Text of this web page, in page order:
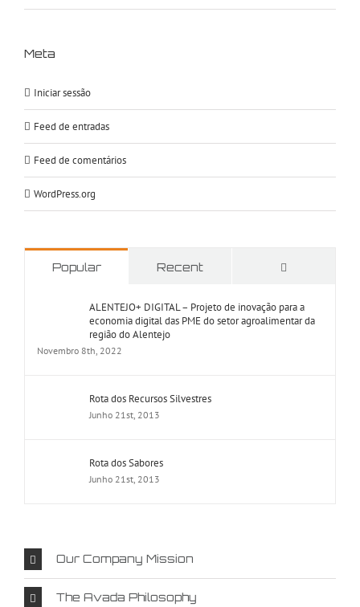
Meta
Iniciar sessão
Feed de entradas
Feed de comentários
WordPress.org
Popular Recent
ALENTEJO+ DIGITAL – Projeto de inovação para a
economia digital das PME do setor agroalimentar da
região do Alentejo
Novembro 8th, 2022
Rota dos Recursos Silvestres
Junho 21st, 2013
Rota dos Sabores
Junho 21st, 2013
Our Company Mission
The Avada Philosophy